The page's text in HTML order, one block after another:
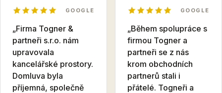
GOOGLE
„Firma Togner &
partneři s.r.o. nám
upravovala
kancelářské prostory.
Domluva byla
příjemná, společně
GOOGLE
„Během spolupráce s
firmou Togner a
partneři se z nás
krom obchodních
partnerů stali i
přátelé. Togneři a